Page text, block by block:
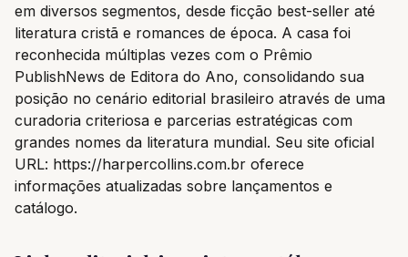
em diversos segmentos, desde ficção best-seller até
literatura cristã e romances de época. A casa foi
reconhecida múltiplas vezes com o Prêmio
PublishNews de Editora do Ano, consolidando sua
posição no cenário editorial brasileiro através de uma
curadoria criteriosa e parcerias estratégicas com
grandes nomes da literatura mundial. Seu site oficial
URL: https://harpercollins.com.br oferece
informações atualizadas sobre lançamentos e
catálogo.